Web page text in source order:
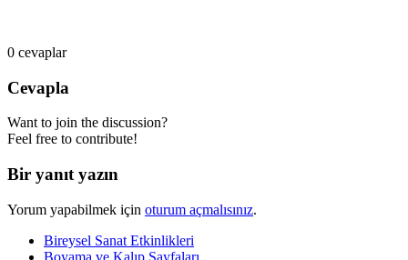
0 cevaplar
Cevapla
Want to join the discussion?
Feel free to contribute!
Bir yanıt yazın
Yorum yapabilmek için oturum açmalısınız.
Bireysel Sanat Etkinlikleri
Boyama ve Kalıp Sayfaları